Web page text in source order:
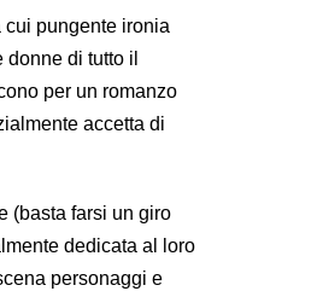
cui pungente ironia
di tutto il
per un romanzo
accetta di
(basta farsi un giro
dedicata al loro
personaggi e